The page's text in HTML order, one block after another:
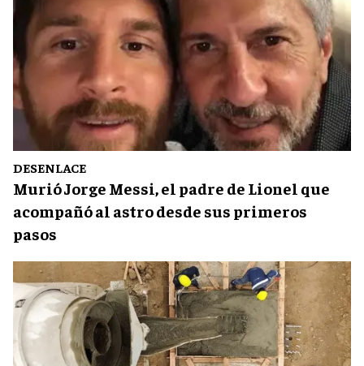
DESENLACE
Murió Jorge Messi, el padre de Lionel que
acompañó al astro desde sus primeros
pasos